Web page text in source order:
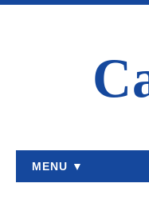
MENU ▼